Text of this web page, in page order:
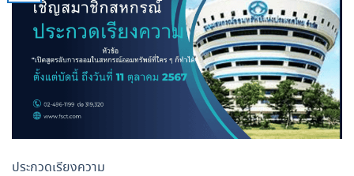
ประกวดเรียงความ